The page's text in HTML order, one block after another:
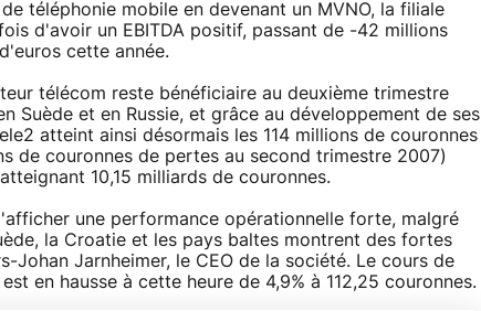
téléphonie mobile en devenant un MVNO, la filiale
d'avoir un EBITDA positif, passant de -42 millions
cette année.
télécom reste bénéficiaire au deuxième trimestre
Suède et en Russie, et grâce au développement de ses
atteint ainsi désormais les 114 millions de couronnes
de couronnes de pertes au second trimestre 2007)
10,15 milliards de couronnes.
une performance opérationnelle forte, malgré
la Croatie et les pays baltes montrent des fortes
Johan Jarnheimer, le CEO de la société. Le cours de
en hausse à cette heure de 4,9% à 112,25 couronnes.